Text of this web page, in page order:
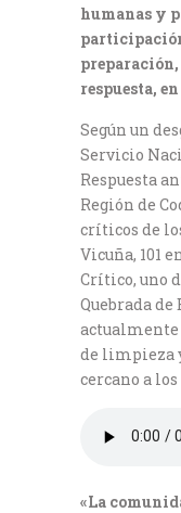
humanas y
respuesta,
Según un
Servicio
Respuesta
Región de
críticos de
Vicuña, 101
Crítico, uno
Quebrada
de limpieza
cercano a
«La